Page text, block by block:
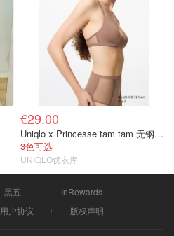
€29.00
Uniqlo x Princesse tam tam 无钢圈内衣
3色可选
UNIQLO优衣库
黑五
InRewards
用户协议 版权声明